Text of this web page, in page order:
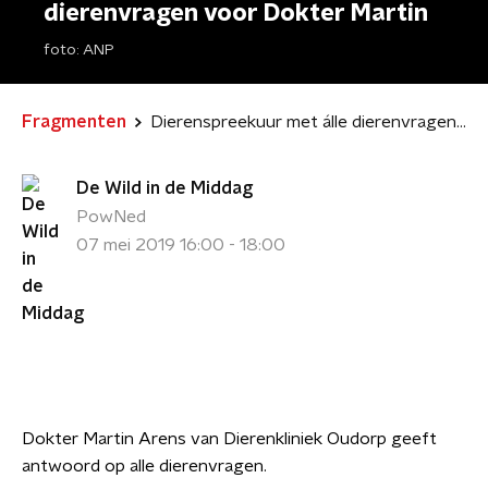
dierenvragen voor Dokter Martin
foto: ANP
Fragmenten Dierenspreekuur met álle dierenvragen voor Dokter Martin
De Wild in de Middag
PowNed
07 mei 2019 16:00 - 18:00
Dokter Martin Arens van Dierenkliniek Oudorp geeft
antwoord op alle dierenvragen.